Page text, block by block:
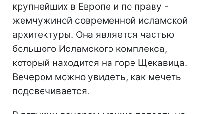
крупнейших в Европе и по праву -
жемчужиной современной исламской
архитектуры. Она является частью
большого Исламского комплекса,
который находится на горе Щекавица.
Вечером можно увидеть, как мечеть
подсвечивается.